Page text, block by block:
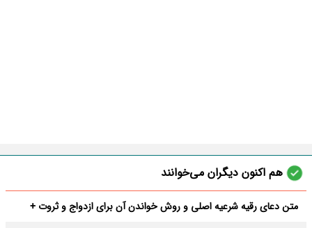
هم اکنون دیگران می‌خوانند
متن دعای رقیه شرعیه اصلی و روش خواندن آن برای ازدواج و ثروت +